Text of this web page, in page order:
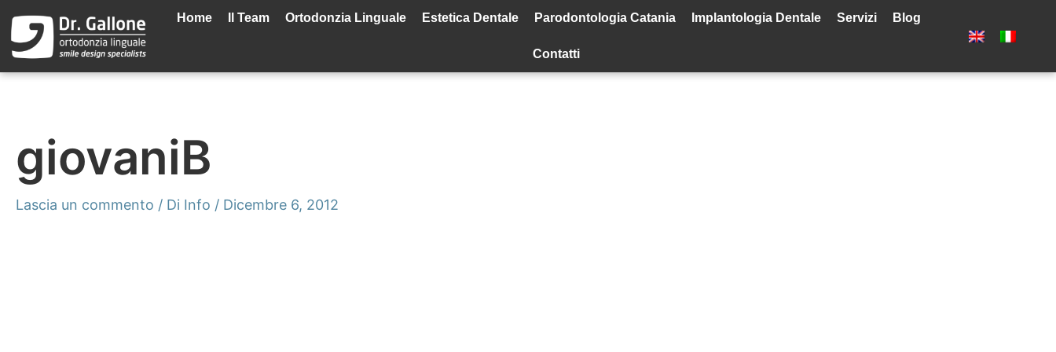
contenuto
Home Il Team Ortodonzia Linguale Estetica Dentale Parodontologia Catania Implantologia Dentale Servizi Blog
Contatti
giovaniB
Lascia un commento / Di Info / Dicembre 6, 2012